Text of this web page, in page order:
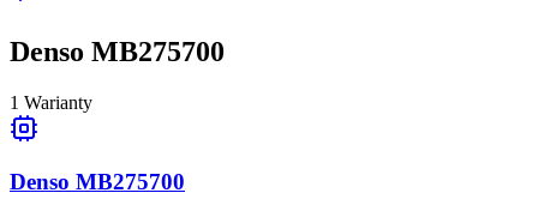
Denso MB275700
1 Warianty
Denso MB275700